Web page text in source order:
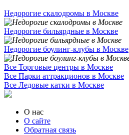
Недорогие скалодромы в Москве
Недорогие бильярдные в Москве
Недорогие боулинг-клубы в Москве
Все Торговые центры в Москве
Все Парки аттракционов в Москве
Все Ледовые катки в Москве
О нас
О сайте
Обратная связь